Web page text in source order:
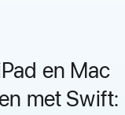
en Mac
met Swift: